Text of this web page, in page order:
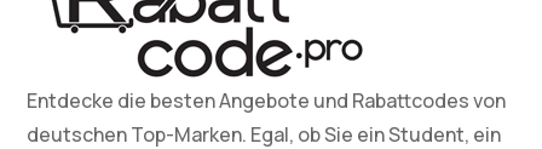
Entdecke die besten Angebote und Rabattcodes von
deutschen Top-Marken. Egal, ob Sie ein Student, ein